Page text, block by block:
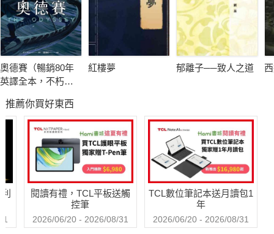
奧德賽（暢銷80年
英譯全本，不朽中
紅樓夢 郁離子──致人之道
推薦你買好東西
閱讀有禮，TCL平板送觸
控筆
2026/06/20 - 2026/08/31
TCL數位筆記本送月讀包1
年
2026/06/20 - 2026/08/31